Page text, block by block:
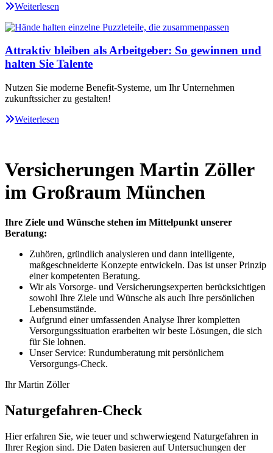
Weiterlesen
Attraktiv bleiben als Arbeitgeber: So gewinnen und
halten Sie Talente
Nutzen Sie moderne Benefit-Systeme, um Ihr Unternehmen
zukunftssicher zu gestalten!
Weiterlesen
Versicherungen Martin Zöller
im Großraum München
Ihre Ziele und Wünsche stehen im Mittelpunkt unserer
Beratung:
Zuhören, gründlich analysieren und dann intelligente,
maßgeschneiderte Konzepte entwickeln. Das ist unser Prinzip
einer kompetenten Beratung.
Wir als Vorsorge- und Versicherungsexperten berücksichtigen
sowohl Ihre Ziele und Wünsche als auch Ihre persönlichen
Lebensumstände.
Aufgrund einer umfassenden Analyse Ihrer kompletten
Versorgungssituation erarbeiten wir beste Lösungen, die sich
für Sie lohnen.
Unser Service: Rundumberatung mit persönlichem
Versorgungs-Check.
Ihr Martin Zöller
Naturgefahren-Check
Hier erfahren Sie, wie teuer und schwerwiegend Naturgefahren in
Ihrer Region sind. Die Daten basieren auf Untersuchungen der